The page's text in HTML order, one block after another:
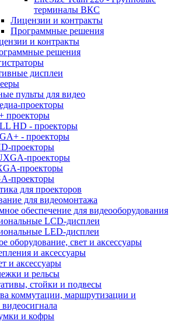
терминалы ВКС
Лицензии и контракты
Программные решения
и контракты
решения
дисплеи
пульты для видео
проекторы
проекторы
HD - проекторы
- проекторы
проекторы
проекторы
проекторы
проекторы
для проекторов
для видеомонтажа
обеспечение для видеооборудования
LCD-дисплеи
LED-дисплеи
оборудование, свет и аксессуары
и аксессуары
и аксессуары
и рельсы
стойки и подвесы
коммутации, маршрутизации и
и кофры